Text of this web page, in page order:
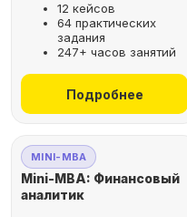
12 кейсов
64 практических
задания
247+ часов занятий
Подробнее
MINI-MBA
Mini-MBA: Финансовый
аналитик
Рассрочка за 2
не выходя из
Выбрать курс